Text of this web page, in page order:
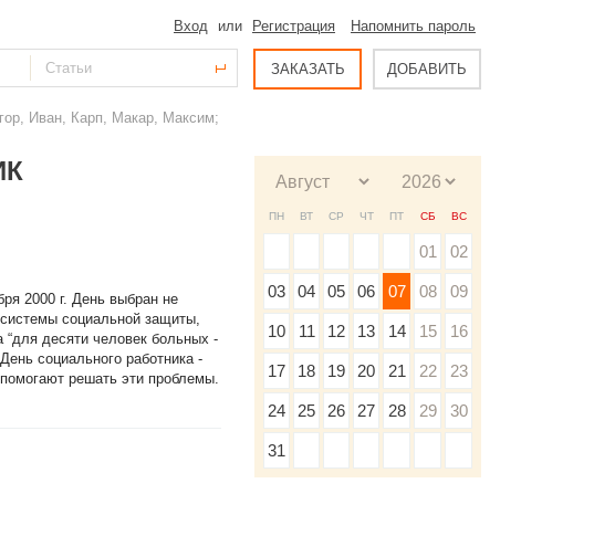
Вход или Регистрация Напомнить пароль
ЗАКАЗАТЬ ДОБАВИТЬ
Иван, Карп, Макар, Максим;
2000 г. День выбран не
социальной защиты,
десяти человек больных -
социального работника -
решать эти проблемы.
ПН ВТ СР ЧТ ПТ СБ ВС
01 02
03 04 05 06 07 08 09
10 11 12 13 14 15 16
17 18 19 20 21 22 23
24 25 26 27 28 29 30
31